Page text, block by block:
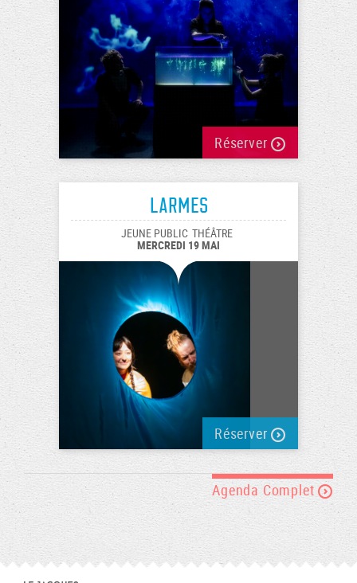
Réserver
Larmes
JEUNE PUBLIC THÉÂTRE
MERCREDI 19 MAI
Réserver
Agenda Complet